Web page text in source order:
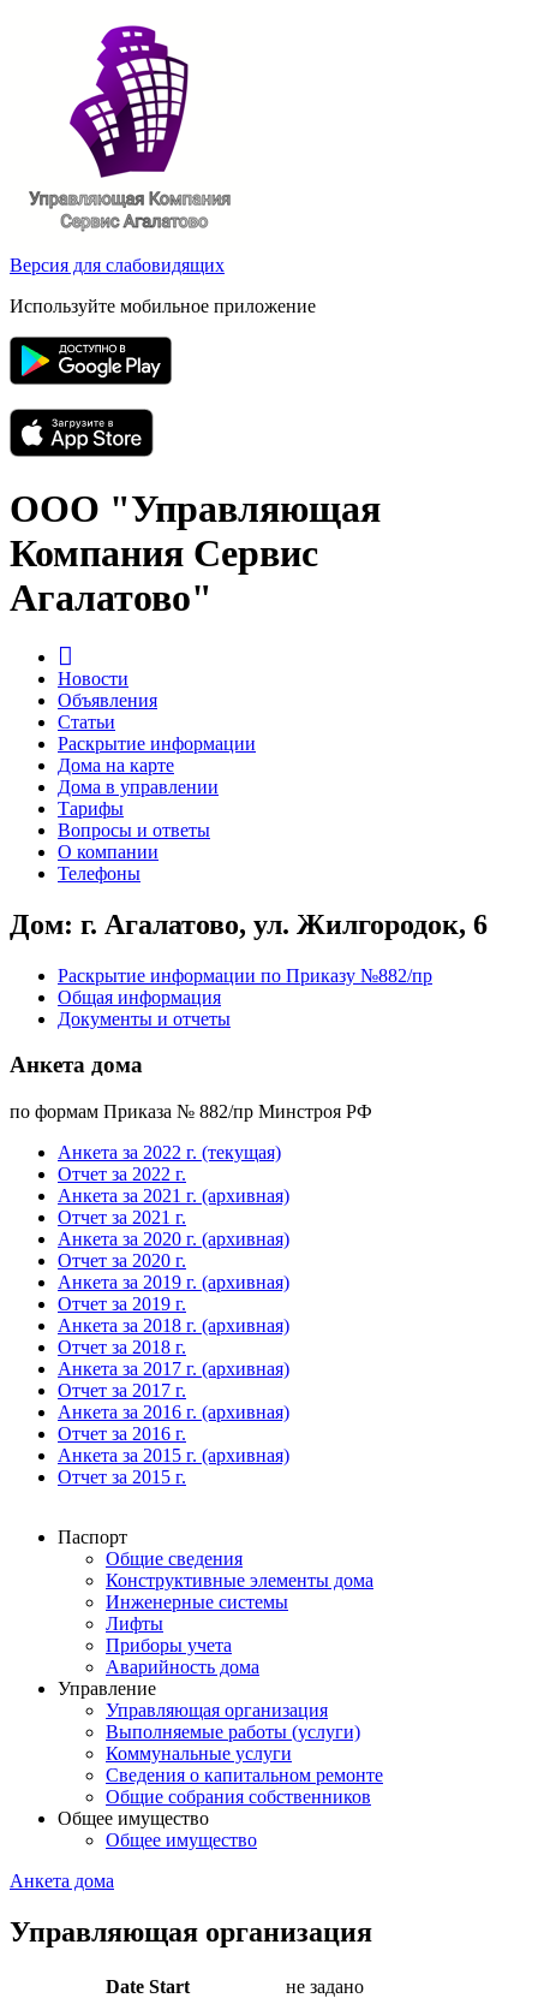
Версия для слабовидящих
Используйте мобильное приложение
ООО "Управляющая
Компания Сервис
Агалатово"
Новости
Объявления
Статьи
Раскрытие информации
Дома на карте
Дома в управлении
Тарифы
Вопросы и ответы
О компании
Телефоны
Дом: г. Агалатово, ул. Жилгородок, 6
Раскрытие информации по Приказу №882/пр
Общая информация
Документы и отчеты
Анкета дома
по формам Приказа № 882/пр Минстроя РФ
Анкета за 2022 г. (текущая)
Отчет за 2022 г.
Анкета за 2021 г. (архивная)
Отчет за 2021 г.
Анкета за 2020 г. (архивная)
Отчет за 2020 г.
Анкета за 2019 г. (архивная)
Отчет за 2019 г.
Анкета за 2018 г. (архивная)
Отчет за 2018 г.
Анкета за 2017 г. (архивная)
Отчет за 2017 г.
Анкета за 2016 г. (архивная)
Отчет за 2016 г.
Анкета за 2015 г. (архивная)
Отчет за 2015 г.
Паспорт
Общие сведения
Конструктивные элементы дома
Инженерные системы
Лифты
Приборы учета
Аварийность дома
Управление
Управляющая организация
Выполняемые работы (услуги)
Коммунальные услуги
Сведения о капитальном ремонте
Общие собрания собственников
Общее имущество
Общее имущество
Анкета дома
Управляющая организация
Date Start
не задано